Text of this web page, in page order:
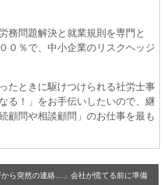
務問題解決と就業規則を専門と
０％で、中小企業のリスクヘッジ
たときに駆けつけられる社労士事
る！」をお手伝いしたいので、継
顧問や相談顧問」のお仕事を最も
ら突然の連絡…」会社が慌てる前に準備